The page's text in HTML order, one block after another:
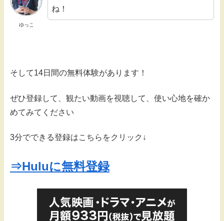
ゆっこ
ね！
そして14日間の無料体験があります！
ぜひ登録して、観たい動画を視聴して、使い心地を確か
めてみてください
3分でできる登録はこちらをクリック↓
⇒Huluに無料登録